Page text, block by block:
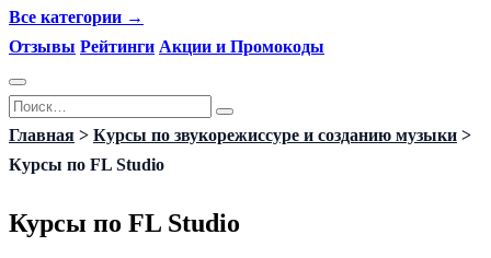
Все категории →
Отзывы Рейтинги Акции и Промокоды
Перейти
к
содержанию
Search
for:
Главная > Курсы по звукорежиссуре и созданию музыки >
Курсы по FL Studio
Курсы по FL Studio